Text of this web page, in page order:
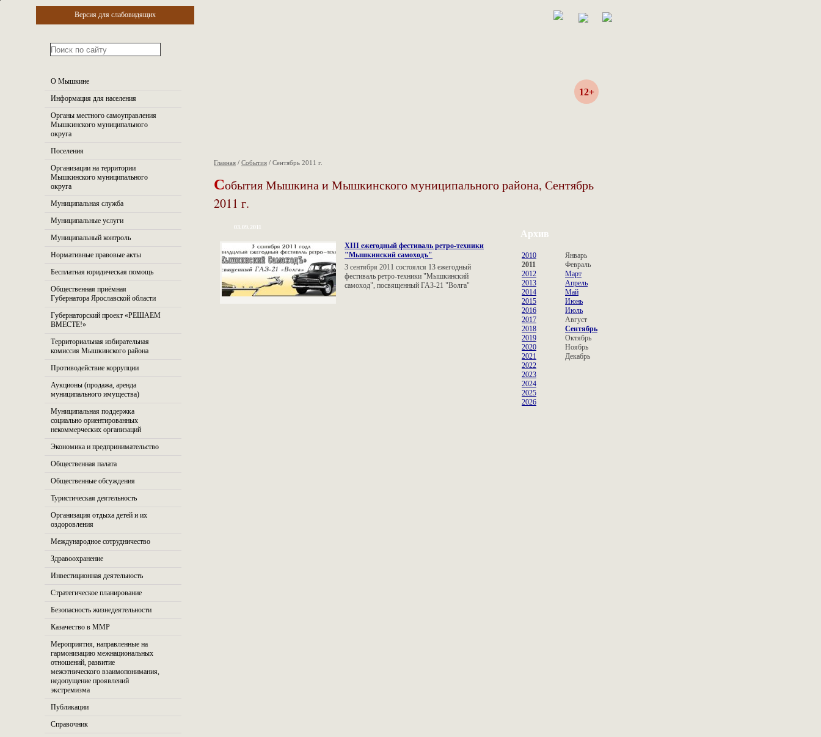
О Мышкине
Информация для населения
Органы местного самоуправления
Мышкинского муниципального
округа
Поселения
Организации на территории
Мышкинского муниципального
округа
Муниципальная служба
Муниципальные услуги
Муниципальный контроль
Нормативные правовые акты
Бесплатная юридическая помощь
Общественная приёмная
Губернатора Ярославской области
Губернаторский проект «РЕШАЕМ
ВМЕСТЕ!»
Территориальная избирательная
комиссия Мышкинского района
Противодействие коррупции
Аукционы (продажа, аренда
муниципального имущества)
Муниципальная поддержка
социально ориентированных
некоммерческих организаций
Экономика и предпринимательство
Общественная палата
Общественные обсуждения
Туристическая деятельность
Организация отдыха детей и их
оздоровления
Международное сотрудничество
Здравоохранение
Инвестиционная деятельность
Стратегическое планирование
Безопасность жизнедеятельности
Казачество в ММР
Мероприятия, направленные на
гармонизацию межнациональных
отношений, развитие
межэтнического взаимопонимания,
недопущение проявлений
экстремизма
Публикации
Справочник
Главная / События / Сентябрь 2011 г.
События Мышкина и Мышкинского муниципального района, Сентябрь
2011 г.
12+
03.09.2011
XIII ежегодный фестиваль ретро-техники
"Мышкинский самоходъ"
3 сентября 2011 состоялся 13 ежегодный
фестиваль ретро-техники "Мышкинский
самоход", посвященный ГАЗ-21 "Волга"
Архив
2010
2011
2012
2013
2014
2015
2016
2017
2018
2019
2020
2021
2022
2023
2024
2025
2026
Январь
Февраль
Март
Апрель
Май
Июнь
Июль
Август
Сентябрь
Октябрь
Ноябрь
Декабрь
Версия для слабовидящих